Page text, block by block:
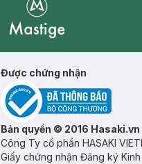
Được chứng nhận
Bản quyền © 2016 Hasaki.vn
Công Ty cổ phần HASAKI
Giấy chứng nhận Đăng ký